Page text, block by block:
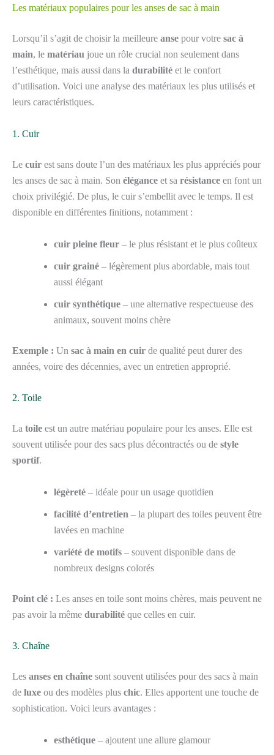
Les matériaux populaires pour les anses de sac à main
Lorsqu’il s’agit de choisir la meilleure anse pour votre sac à
main, le matériau joue un rôle crucial non seulement dans
l’esthétique, mais aussi dans la durabilité et le confort
d’utilisation. Voici une analyse des matériaux les plus utilisés et
leurs caractéristiques.
1. Cuir
Le cuir est sans doute l’un des matériaux les plus appréciés pour
les anses de sac à main. Son élégance et sa résistance en font un
choix privilégié. De plus, le cuir s’embellit avec le temps. Il est
disponible en différentes finitions, notamment :
cuir pleine fleur – le plus résistant et le plus coûteux
cuir grainé – légèrement plus abordable, mais tout
aussi élégant
cuir synthétique – une alternative respectueuse des
animaux, souvent moins chère
Exemple : Un sac à main en cuir de qualité peut durer des
années, voire des décennies, avec un entretien approprié.
2. Toile
La toile est un autre matériau populaire pour les anses. Elle est
souvent utilisée pour des sacs plus décontractés ou de style
sportif.
légèreté – idéale pour un usage quotidien
facilité d’entretien – la plupart des toiles peuvent être
lavées en machine
variété de motifs – souvent disponible dans de
nombreux designs colorés
Point clé : Les anses en toile sont moins chères, mais peuvent ne
pas avoir la même durabilité que celles en cuir.
3. Chaîne
Les anses en chaîne sont souvent utilisées pour des sacs à main
de luxe ou des modèles plus chic. Elles apportent une touche de
sophistication. Voici leurs avantages :
esthétique – ajoutent une allure glamour